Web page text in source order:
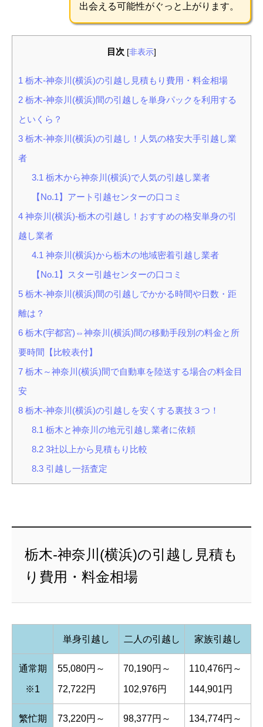
出会える可能性がぐっと上がります。
目次 [非表示]
1 栃木-神奈川(横浜)の引越し見積もり費用・料金相場
2 栃木-神奈川(横浜)間の引越しを単身パックを利用する
といくら？
3 栃木-神奈川(横浜)の引越し！人気の格安大手引越し業
者
3.1 栃木から神奈川(横浜)で人気の引越し業者
【No.1】アート引越センターの口コミ
4 神奈川(横浜)-栃木の引越し！おすすめの格安単身の引
越し業者
4.1 神奈川(横浜)から栃木の地域密着引越し業者
【No.1】スター引越センターの口コミ
5 栃木-神奈川(横浜)間の引越しでかかる時間や日数・距
離は？
6 栃木(宇都宮)⇔神奈川(横浜)間の移動手段別の料金と所
要時間【比較表付】
7 栃木～神奈川(横浜)間で自動車を陸送する場合の料金目
安
8 栃木-神奈川(横浜)の引越しを安くする裏技３つ！
8.1 栃木と神奈川の地元引越し業者に依頼
8.23社以上から見積もり比較
8.3引越し一括査定
栃木-神奈川(横浜)の引越し見積も
り費用・料金相場
単身引越し 二人の引越し 家族引越し
通常期
※1
55,080円～
72,722円
70,190円～
102,976円
110,476円～
144,901円
繁忙期 73,220円～ 98,377円～ 134,774円～